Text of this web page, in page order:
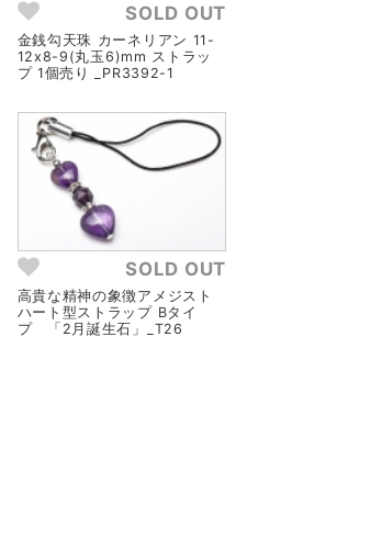
SOLD OUT
金銭勾天珠 カーネリアン 11-
12x8-9(丸玉6)mm ストラッ
プ 1個売り _PR3392-1
SOLD OUT
高貴な精神の象徴アメジスト
ハート型ストラップ Bタイ
プ 「2月誕生石」_T26